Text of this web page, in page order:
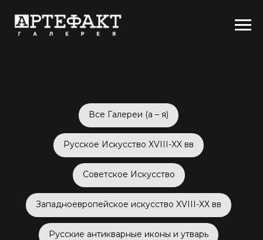
Вcе Галереи (а – я)
Русское Искусство XVIII-XX вв
Советское Искусство
Западноевропейское искусство XVIII-XX вв
Русские антикварные иконы и утварь